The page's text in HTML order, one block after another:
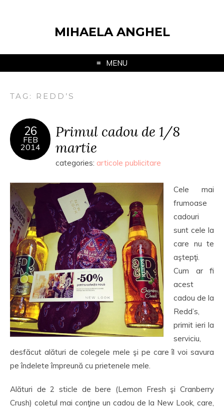
MIHAELA ANGHEL
MENU
TAG: REDD’S
26
FEB
2014
Primul cadou de 1/8
martie
categories: articole publicitare
Cele mai
frumoase
cadouri
sunt cele la
care nu te
aştepţi.
Cum ar fi
acest
cadou de la
Redd’s,
primit ieri la
serviciu,
desfăcut alături de colegele mele şi pe care îl voi savura
pe îndelete împreună cu prietenele mele.
Alături de 2 sticle de bere (Lemon Fresh şi Cranberry
Crush) coletul mai conţine un cadou de la New Look, care,